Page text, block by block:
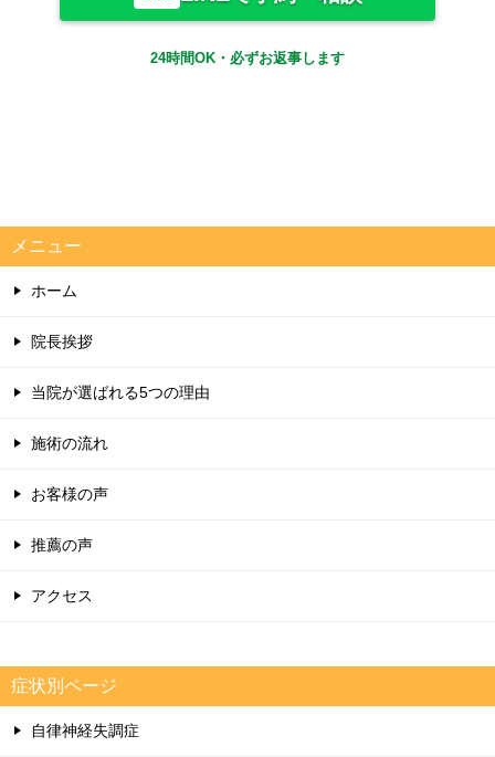
24時間OK・必ずお返事します
メニュー
ホーム
院長挨拶
当院が選ばれる5つの理由
施術の流れ
お客様の声
推薦の声
アクセス
症状別ページ
自律神経失調症